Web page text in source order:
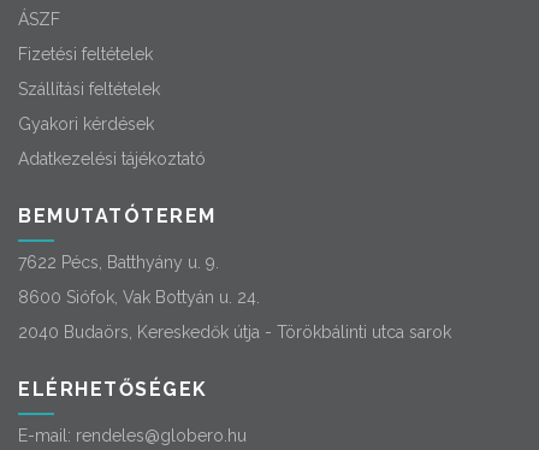
ÁSZF
Fizetési feltételek
Szállítási feltételek
Gyakori kérdések
Adatkezelési tájékoztató
BEMUTATÓTEREM
7622 Pécs, Batthyány u. 9.
8600 Siófok, Vak Bottyán u. 24.
2040 Budaörs, Kereskedők útja - Törökbálinti utca sarok
ELÉRHETŐSÉGEK
E-mail: rendeles@globero.hu